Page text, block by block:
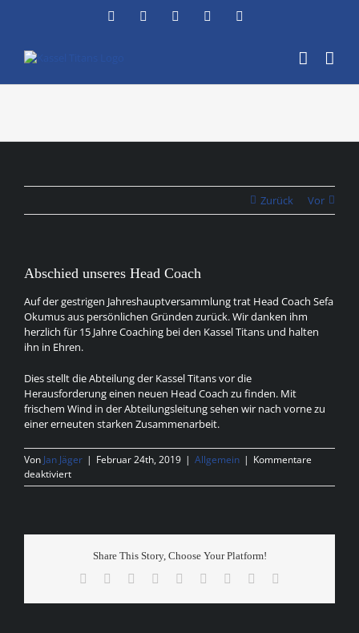
FacebookInstagramYouTubeFlickr
Zurück Vor
Abschied unseres Head Coach
Auf der gestrigen Jahreshauptversammlung trat Head Coach Sefa
Okumus aus persönlichen Gründen zurück. Wir danken ihm
herzlich für 15 Jahre Coaching bei den Kassel Titans und halten
ihn in Ehren.
Dies stellt die Abteilung der Kassel Titans vor die
Herausforderung einen neuen Head Coach zu finden. Mit
frischem Wind in der Abteilungsleitung sehen wir nach vorne zu
einer erneuten starken Zusammenarbeit.
Von Jan Jäger | Februar 24th, 2019 | Allgemein | Kommentare
deaktiviertfür
Abschied
Share This Story, Choose Your Platform!
Facebook Reddit LinkedInWhatsApp
TumblrPinterest